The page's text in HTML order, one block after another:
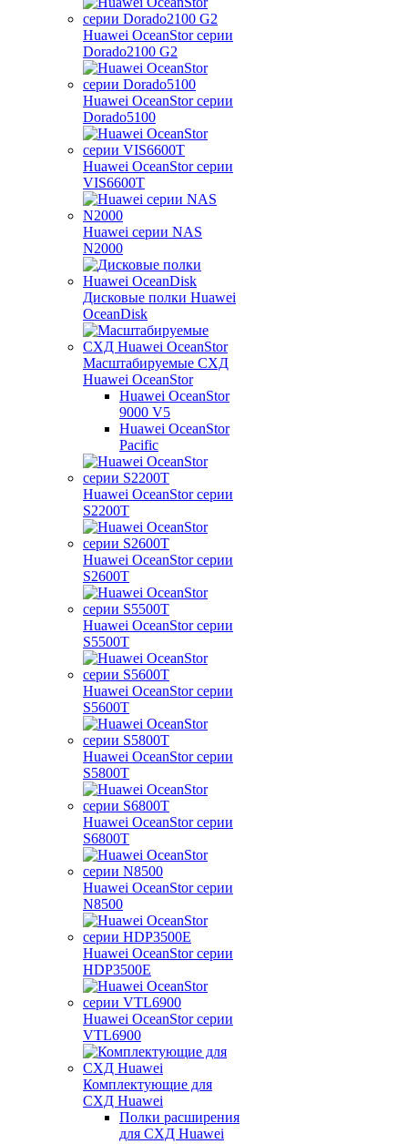
Huawei OceanStor серии
Dorado2100 G2
Huawei OceanStor серии
Dorado5100
Huawei OceanStor серии
VIS6600T
Huawei серии NAS
N2000
Дисковые полки Huawei
OceanDisk
Масштабируемые СХД
Huawei OceanStor
Huawei OceanStor
9000 V5
Huawei OceanStor
Pacific
Huawei OceanStor серии
S2200T
Huawei OceanStor серии
S2600T
Huawei OceanStor серии
S5500T
Huawei OceanStor серии
S5600T
Huawei OceanStor серии
S5800T
Huawei OceanStor серии
S6800T
Huawei OceanStor серии
N8500
Huawei OceanStor серии
HDP3500E
Huawei OceanStor серии
VTL6900
Комплектующие для
СХД Huawei
Полки расширения
для СХД Huawei